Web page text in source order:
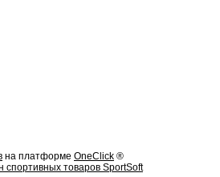
на платформе OneClick ®
спортивных товаров SportSoft